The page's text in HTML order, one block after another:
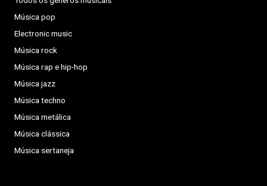
Música pop
Electronic music
Música rock
Música rap e hip-hop
Música jazz
Música techno
Música metálica
Música clássica
Música sertaneja